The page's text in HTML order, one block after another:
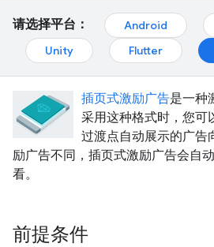
请选择平台： Android
Unity
Flutter
插页式激励广告是一种
采用这种格式时，您可
过渡点自动展示的广告
励广告不同，插页式激励广告会自
看。
前提条件